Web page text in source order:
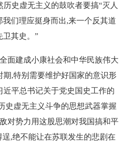
史虚无主义的鼓吹者要搞“灭人
我们理应挺身而出,来一个反其道
卫其史。”
面建成小康社会和中华民族伟大
,特别需要维护好国家的意识形
平总书记关于党史国史工作的
史虚无主义斗争的思想武器掌握
对势力用这股思潮对我国搞和平
,绝不能让在苏联发生的悲剧在